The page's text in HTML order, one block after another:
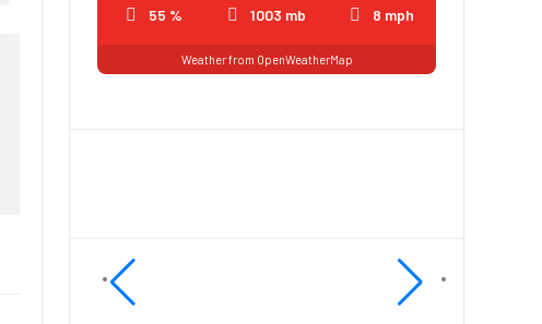
55 % 1003 mb 8 mph
Weather from OpenWeatherMap